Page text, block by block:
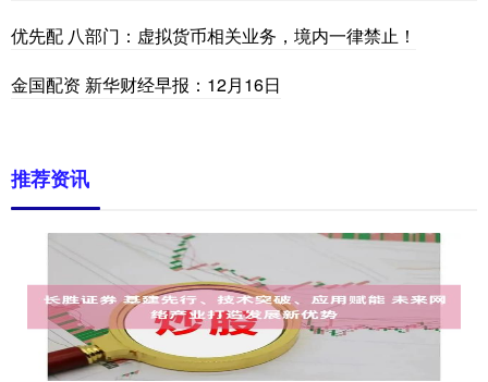
优先配 八部门：虚拟货币相关业务，境内一律禁止！
金国配资 新华财经早报：12月16日
推荐资讯